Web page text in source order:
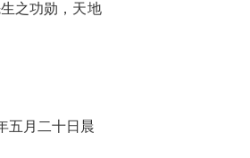
之功勋，天地
五月二十日晨